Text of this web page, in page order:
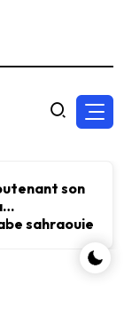
son
sahraouie